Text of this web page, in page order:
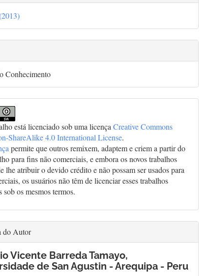
Conhecimento
está licenciado sob uma licençaCreative Commons
ShareAlike 4.0 International License.
permite que outros remixem, adaptem e criem a partir do
para fins não comerciais, e embora os novos trabalhos
lhe atribuir o devido crédito e não possam ser usados para
os usuários não têm de licenciar esses trabalhos
sob os mesmos termos.
do Autor
Vicente Barreda Tamayo,
de San Agustin - Arequipa - Peru